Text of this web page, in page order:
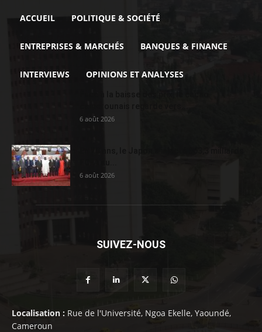
ACCUEIL POLITIQUE & SOCIÉTÉ
ENTREPRISES & MARCHÉS BANQUES & FINANCE
INTERVIEWS OPINIONS ET ANALYSES
6 août 2026
6 août 2026
SUIVEZ-NOUS
Localisation : Rue de l'Université, Ngoa Ekelle, Yaoundé,
Cameroun